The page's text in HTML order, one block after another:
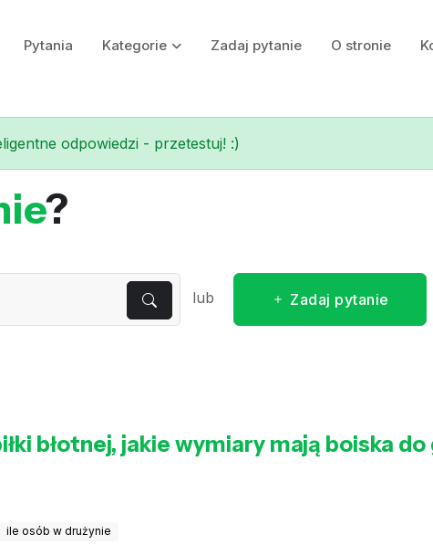
Pytania Kategorie Zadaj pytanie O stronie
odpowiedzi - przetestuj! :)
?
lub Zadaj pytanie
błotnej, jakie wymiary mają boiska
ile osób w drużynie